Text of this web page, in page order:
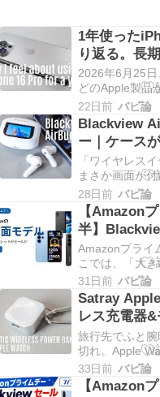
1年使った
り返る。長
良かったと
ころ、正直
2026年6月25
どのApple製品
メモリ（DRAM
部品のコスト高
な原因ですが
の値上げはこの
22日前 バビ論
Blackview
ー｜ケース
撃。低音し
は思えない
「ワイヤレス
まさか画面が
とは」
に取って、最
した。 正直な
スイヤホンって
だいぶ ...
28日前 バビ論
【Amazon
半】
ホ＆13イン
ール｜Wave
MEGA 8を比
Amazonプライ
こでは、「大
SNS、電子書籍
い」という人
の大画面モデ
た。 前回の記
ホと12インチ
31日前 バビ論
Satray
レス充電器
リー レビュ
に最適だった
旅行先でふと
切れ。Apple
一度はやらかし
ないでしょう
円盤型の純正
33日前 バビ論
【Amazon